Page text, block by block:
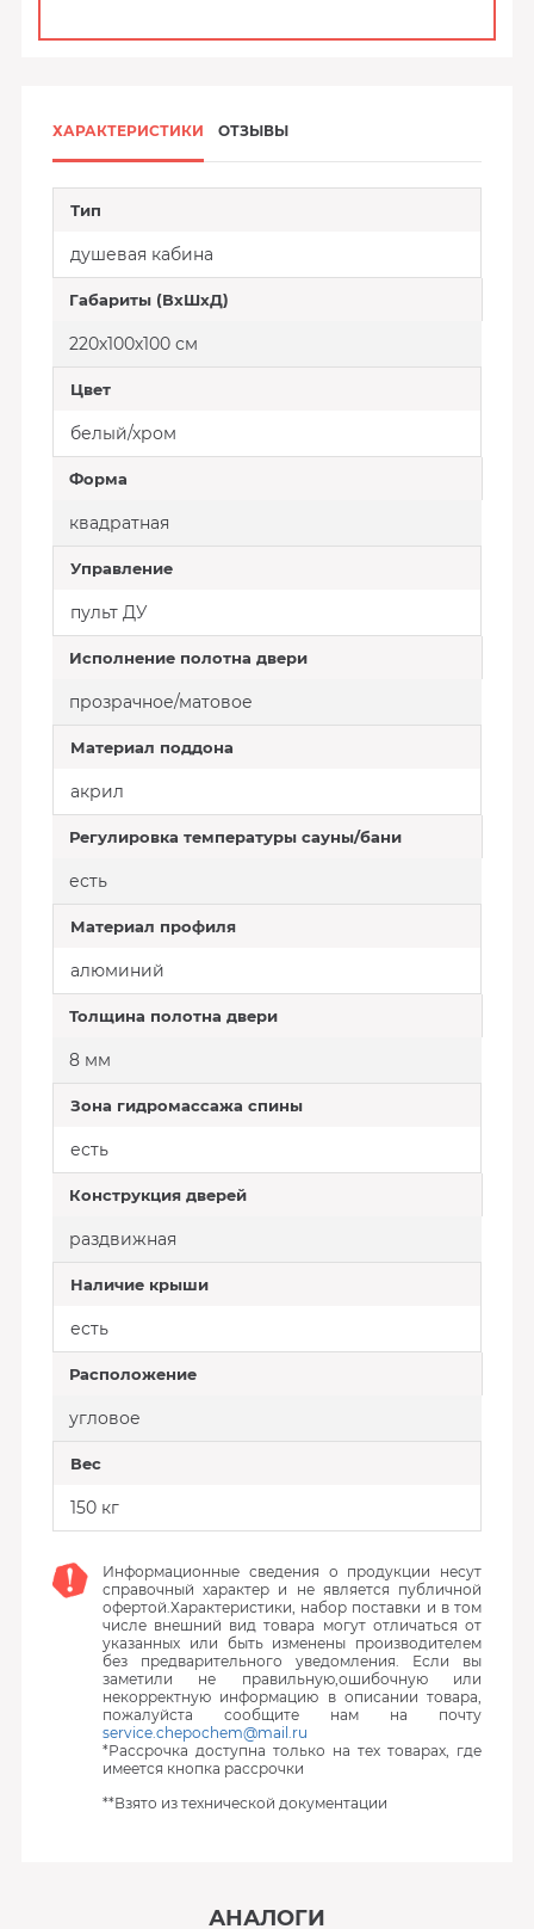
ХАРАКТЕРИСТИКИ ОТЗЫВЫ
Тип
душевая кабина
Габариты (ВхШхД)
220х100х100 см
Цвет
белый/хром
Форма
квадратная
Управление
пульт ДУ
Исполнение полотна двери
прозрачное/матовое
Материал поддона
акрил
Регулировка температуры сауны/бани
есть
Материал профиля
алюминий
Толщина полотна двери
8 мм
Зона гидромассажа спины
есть
Конструкция дверей
раздвижная
Наличие крыши
есть
Расположение
угловое
Вес
150 кг
Информационные сведения о продукции несут
справочный характер и не является публичной
офертой.Характеристики, набор поставки и в том
числе внешний вид товара могут отличаться от
указанных или быть изменены производителем
без предварительного уведомления. Если вы
заметили не правильную,ошибочную или
некорректную информацию в описании товара,
пожалуйста сообщите нам на почту
service.chepochem@mail.ru
*Рассрочка доступна только на тех товарах, где
имеется кнопка рассрочки
**Взято из технической документации
АНАЛОГИ